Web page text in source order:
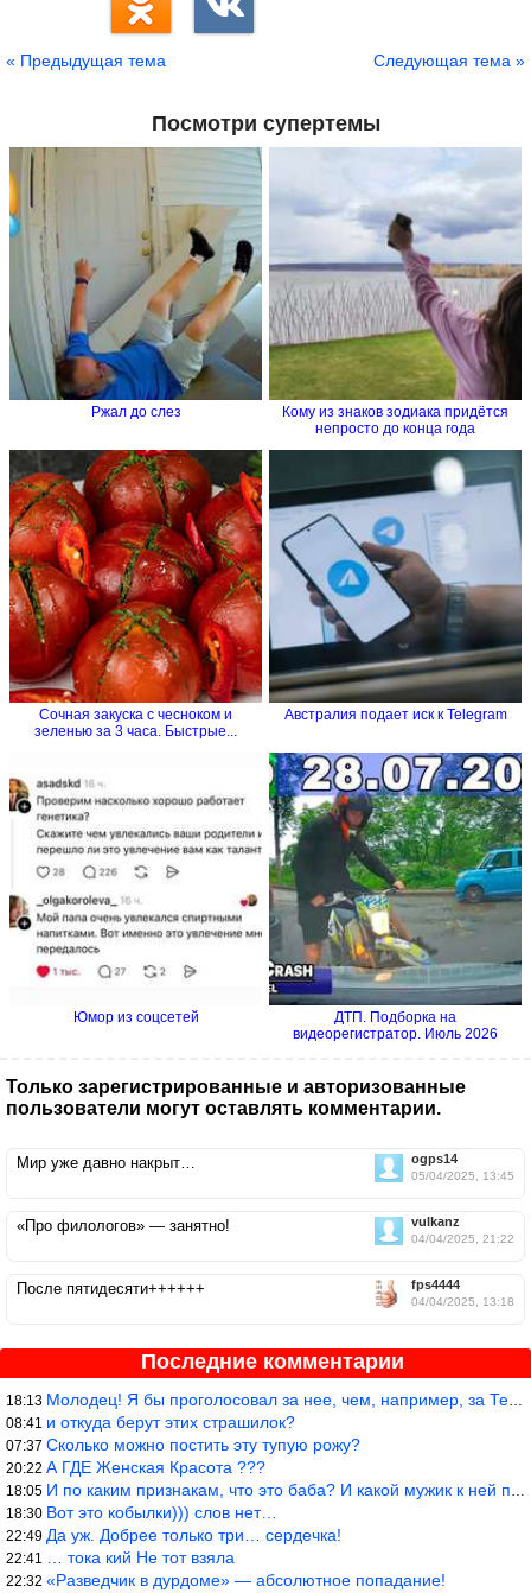
« Предыдущая тема Следующая тема »
Посмотри супертемы
Ржал до слез
Кому из знаков зодиака придётся
непросто до конца года
Сочная закуска с чесноком и
зеленью за 3 часа. Быстрые...
Австралия подает иск к Telegram
Юмор из соцсетей
ДТП. Подборка на
видеорегистратор. Июль 2026
Только зарегистрированные и авторизованные
пользователи могут оставлять комментарии.
ogps14
05/04/2025, 13:45
Мир уже давно накрыт…
vulkanz
04/04/2025, 21:22
«Про филологов» — занятно!
fps4444
04/04/2025, 13:18
После пятидесяти++++++
Последние комментарии
18:13 Молодец! Я бы проголосовал за нее, чем, например, за Терешкову!
08:41 и откуда берут этих страшилок?
07:37 Сколько можно постить эту тупую рожу?
20:22 А ГДЕ Женская Красота ???
18:05 И по каким признакам, что это баба? И какой мужик к ней приблизи
18:30 Вот это кобылки))) слов нет…
22:49 Да уж. Добрее только три… сердечка!
22:41 … тока кий Не тот взяла
22:32 «Разведчик в дурдоме» — абсолютное попадание!